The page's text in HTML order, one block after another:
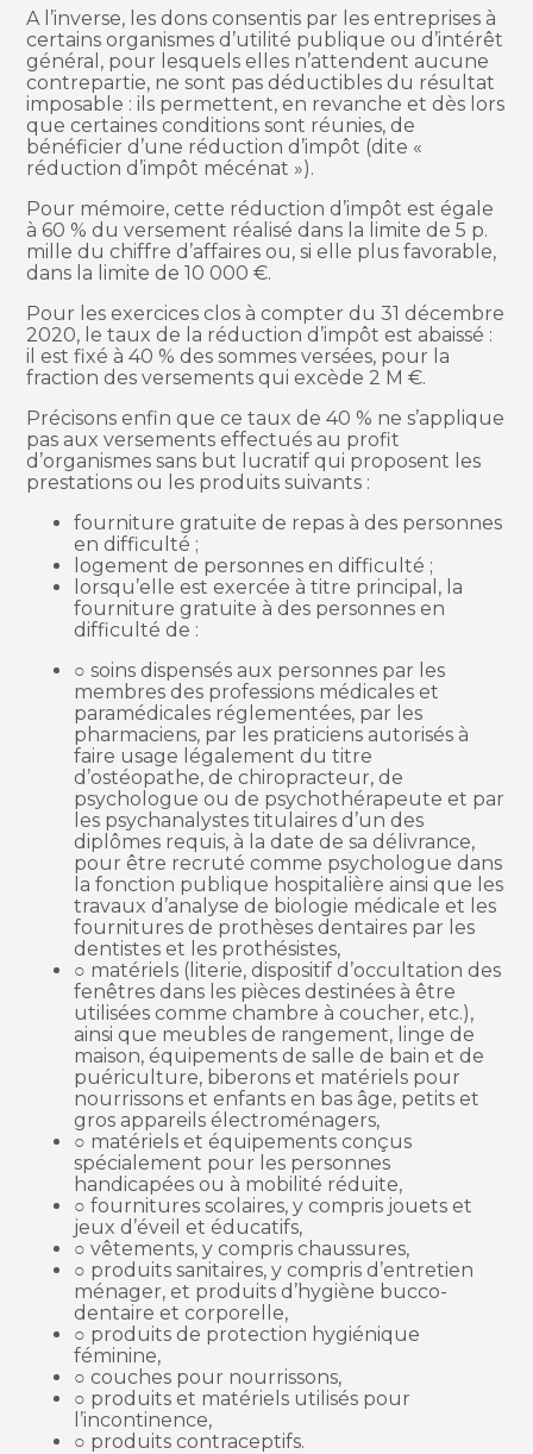
A l’inverse, les dons consentis par les entreprises à
certains organismes d’utilité publique ou d’intérêt
général, pour lesquels elles n’attendent aucune
contrepartie, ne sont pas déductibles du résultat
imposable : ils permettent, en revanche et dès lors
que certaines conditions sont réunies, de
bénéficier d’une réduction d’impôt (dite «
réduction d’impôt mécénat »).
Pour mémoire, cette réduction d’impôt est égale
à 60 % du versement réalisé dans la limite de 5 p.
mille du chiffre d’affaires ou, si elle plus favorable,
dans la limite de 10 000 €.
Pour les exercices clos à compter du 31 décembre
2020, le taux de la réduction d’impôt est abaissé :
il est fixé à 40 % des sommes versées, pour la
fraction des versements qui excède 2 M €.
Précisons enfin que ce taux de 40 % ne s’applique
pas aux versements effectués au profit
d’organismes sans but lucratif qui proposent les
prestations ou les produits suivants :
fourniture gratuite de repas à des personnes
en difficulté ;
logement de personnes en difficulté ;
lorsqu’elle est exercée à titre principal, la
fourniture gratuite à des personnes en
difficulté de :
○ soins dispensés aux personnes par les
membres des professions médicales et
paramédicales réglementées, par les
pharmaciens, par les praticiens autorisés à
faire usage légalement du titre
d’ostéopathe, de chiropracteur, de
psychologue ou de psychothérapeute et par
les psychanalystes titulaires d’un des
diplômes requis, à la date de sa délivrance,
pour être recruté comme psychologue dans
la fonction publique hospitalière ainsi que les
travaux d’analyse de biologie médicale et les
fournitures de prothèses dentaires par les
dentistes et les prothésistes,
○ matériels (literie, dispositif d’occultation des
fenêtres dans les pièces destinées à être
utilisées comme chambre à coucher, etc.),
ainsi que meubles de rangement, linge de
maison, équipements de salle de bain et de
puériculture, biberons et matériels pour
nourrissons et enfants en bas âge, petits et
gros appareils électroménagers,
○ matériels et équipements conçus
spécialement pour les personnes
handicapées ou à mobilité réduite,
○ fournitures scolaires, y compris jouets et
jeux d’éveil et éducatifs,
○ vêtements, y compris chaussures,
○ produits sanitaires, y compris d’entretien
ménager, et produits d’hygiène bucco-
dentaire et corporelle,
○ produits de protection hygiénique
féminine,
○ couches pour nourrissons,
○ produits et matériels utilisés pour
l’incontinence,
○ produits contraceptifs.